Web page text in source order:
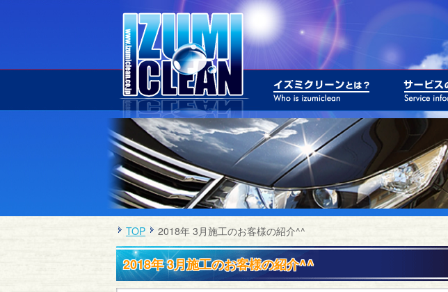
TOP 2018年 3月施工のお客様の紹介^^
2018年 3月施工のお客様の紹介^^